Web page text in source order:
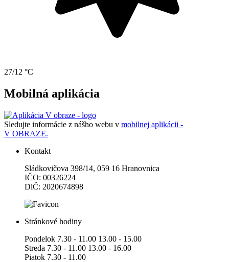
27/12 °C
Mobilná aplikácia
Sledujte informácie z nášho webu v mobilnej aplikácii -
V OBRAZE.
Kontakt
Sládkovičova 398/14, 059 16 Hranovnica
IČO: 00326224
DlČ: 2020674898
Stránkové hodiny
Pondelok 7.30 - 11.00 13.00 - 15.00
Streda 7.30 - 11.00 13.00 - 16.00
Piatok 7.30 - 11.00